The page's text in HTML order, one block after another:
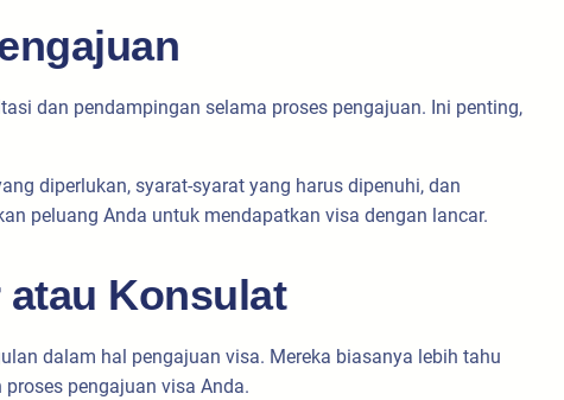
dan pendampingan selama proses pengajuan. Ini penting,
diperlukan, syarat-syarat yang harus dipenuhi, dan
peluang Anda untuk mendapatkan visa dengan lancar.
Konsulat
dalam hal pengajuan visa. Mereka biasanya lebih tahu
pengajuan visa Anda.